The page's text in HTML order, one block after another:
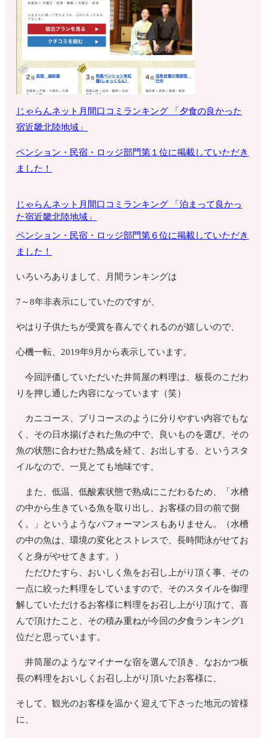
じゃらんネット月間口コミランキング 「夕食の良かった
宿近畿北陸地域 」
ペンション・ 民宿・ロッジ部門第１位に掲載していただき
ました！
じゃらんネット月間口コミランキング 「泊まって良かっ
た宿近畿北陸地域」
ペンション・ 民宿・ロッジ部門第６位に掲載していただき
ました！
いろいろありまして、月間ランキングは
7～8年非表示にしていたのですが、
やはり子供たちが受賞を喜んでくれるのが嬉しいので、
心機一転、2019年9月から表示しています。
今回評価していただいた井筒屋の料理は、板長のこだわ
りを押し通した内容になっています（笑）
カニコース、ブリコースのように分りやすい内容でもな
く、その日水揚げされた魚の中で、良いものを選び、その
魚の状態に合わせた熟成を経て、お出しする、というスタ
イルなので、一見とても地味です。
また、低温、低酸素状態で熟成にこだわるため、「水槽
の中から生きている魚を取り出し、お客様の目の前で捌
く。」というようなパフォーマンスもありません。（水槽
の中の魚は、環境の変化とストレスで、長時間泳がせてお
くと身がやせてきます。）
ただひたすら、おいしく魚をお召し上がり頂く事、その
一点に絞った料理をしていますので、そのスタイルを御理
解していただけるお客様に料理をお召し上がり頂けて、喜
んで頂けたこと、その積み重ねが今回の夕食ランキング1
位だと思っています。
井筒屋のようなマイナーな宿を選んで頂き、なおかつ板
長の料理をおいしくお召し上がり頂いたお客様に、
そして、観光のお客様を温かく迎えて下さった地元の皆様
に、